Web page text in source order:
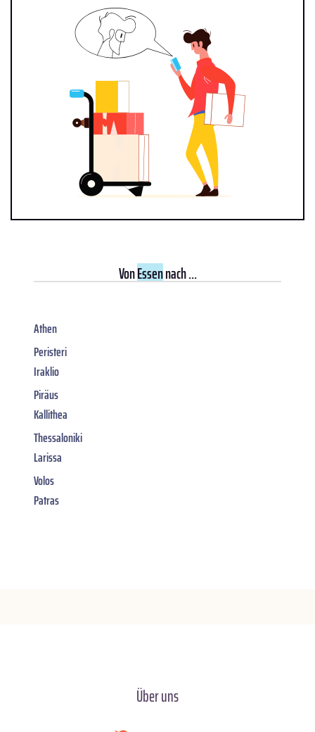
VonEssennach ...
Athen
Peristeri
Iraklio
Piräus
Kallithea
Thessaloniki
Larissa
Volos
Patras
Über uns